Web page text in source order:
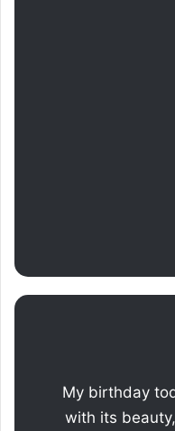
My birthday
with its